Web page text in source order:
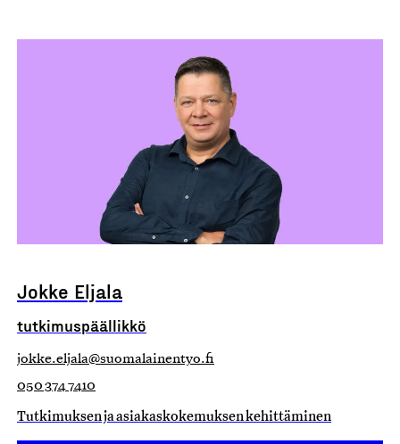
Jokke Eljala
tutkimuspäällikkö
jokke.eljala@suomalainentyo.fi
050 374 7410
Tutkimuksen ja asiakaskokemuksen kehittäminen